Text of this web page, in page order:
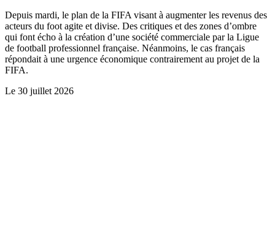
Depuis mardi, le plan de la FIFA visant à augmenter les revenus des
acteurs du foot agite et divise. Des critiques et des zones d’ombre
qui font écho à la création d’une société commerciale par la Ligue
de football professionnel française. Néanmoins, le cas français
répondait à une urgence économique contrairement au projet de la
FIFA.
Le 30 juillet 2026